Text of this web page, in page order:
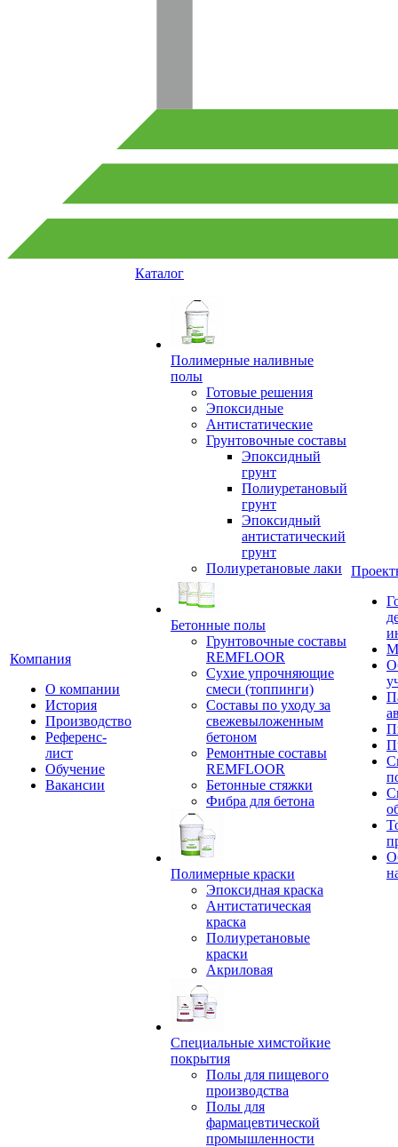
Компания
О компании
История
Производство
Референс-
лист
Обучение
Вакансии
Каталог
Полимерные наливные
полы
Готовые решения
Эпоксидные
Антистатические
Грунтовочные составы
Эпоксидный
грунт
Полиуретановый
грунт
Эпоксидный
антистатический
грунт
Полиуретановые лаки
Бетонные полы
Грунтовочные составы
REMFLOOR
Сухие упрочняющие
смеси (топпинги)
Составы по уходу за
свежевыложенным
бетоном
Ремонтные составы
REMFLOOR
Бетонные стяжки
Фибра для бетона
Полимерные краски
Эпоксидная краска
Антистатическая
краска
Полиуретановые
краски
Акриловая
Специальные химстойкие
покрытия
Полы для пищевого
производства
Полы для
фармацевтической
промышленности